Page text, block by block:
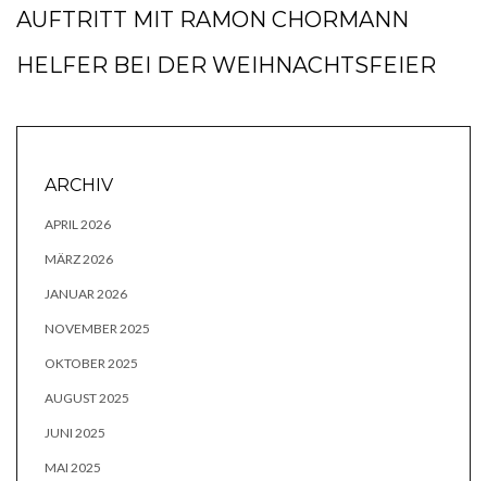
AUFTRITT MIT RAMON CHORMANN
HELFER BEI DER WEIHNACHTSFEIER
ARCHIV
APRIL 2026
MÄRZ 2026
JANUAR 2026
NOVEMBER 2025
OKTOBER 2025
AUGUST 2025
JUNI 2025
MAI 2025